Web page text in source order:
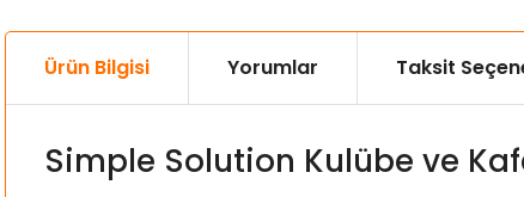
Ürün Bilgisi Yorumlar Taksit
Simple Solution Kulübe ve